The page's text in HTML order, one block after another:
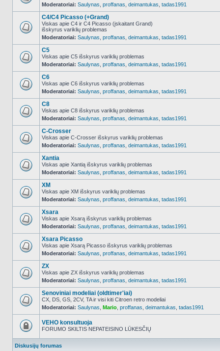
NO_UNREAD_POSTS
Moderatoriai: Saulynas proffanas deimantukas tadas1991
NO_UNREAD_POSTS
C4/C4 Picasso (+Grand)
Viskas apie C4 ir C4 Picasso (įskaitant Grand)
išskyrus variklių problemas
Moderatoriai: Saulynas proffanas deimantukas tadas1991
NO_UNREAD_POSTS
C5
Viskas apie C5 išskyrus variklių problemas
Moderatoriai: Saulynas proffanas deimantukas tadas1991
NO_UNREAD_POSTS
C6
Viskas apie C6 išskyrus variklių problemas
Moderatoriai: Saulynas proffanas deimantukas tadas1991
NO_UNREAD_POSTS
C8
Viskas apie C8 išskyrus variklių problemas
Moderatoriai: Saulynas proffanas deimantukas tadas1991
NO_UNREAD_POSTS
C-Crosser
Viskas apie C-Crosser išskyrus variklių problemas
Moderatoriai: Saulynas proffanas deimantukas tadas1991
NO_UNREAD_POSTS
Xantia
Viskas apie Xantią išskyrus variklių problemas
Moderatoriai: Saulynas proffanas deimantukas tadas1991
NO_UNREAD_POSTS
XM
Viskas apie XM išskyrus variklių problemas
Moderatoriai: Saulynas proffanas deimantukas tadas1991
NO_UNREAD_POSTS
Xsara
Viskas apie Xsarą išskyrus variklių problemas
Moderatoriai: Saulynas proffanas deimantukas tadas1991
NO_UNREAD_POSTS
Xsara Picasso
Viskas apie Xsarą Picasso išskyrus variklių problemas
Moderatoriai: Saulynas proffanas deimantukas tadas1991
NO_UNREAD_POSTS
ZX
Viskas apie ZX išskyrus variklių problemas
Moderatoriai: Saulynas proffanas deimantukas tadas1991
NO_UNREAD_POSTS
Senoviniai modeliai (oldtimer'iai)
CX, DS, GS, 2CV, TA ir visi kiti Citroen retro modeliai
Moderatoriai: Saulynas Mario proffanas deimantukas tadas1991
užrakintas
VEHO konsultuoja
FORUMO SKILTIS NEPATEISINO LŪKESČIŲ
Diskusijų forumas